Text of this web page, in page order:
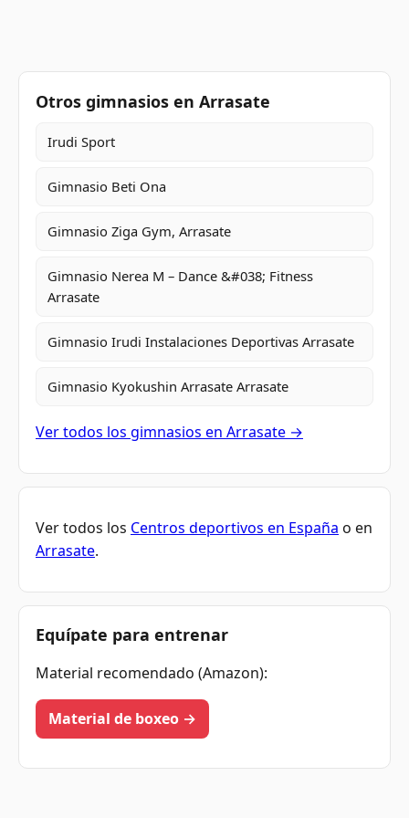
Otros gimnasios en Arrasate
Irudi Sport
Gimnasio Beti Ona
Gimnasio Ziga Gym, Arrasate
Gimnasio Nerea M – Dance &#038; Fitness
Arrasate
Gimnasio Irudi Instalaciones Deportivas Arrasate
Gimnasio Kyokushin Arrasate Arrasate
Ver todos los gimnasios en Arrasate →
Ver todos los Centros deportivos en España o en
Arrasate.
Equípate para entrenar
Material recomendado (Amazon):
Material de boxeo →